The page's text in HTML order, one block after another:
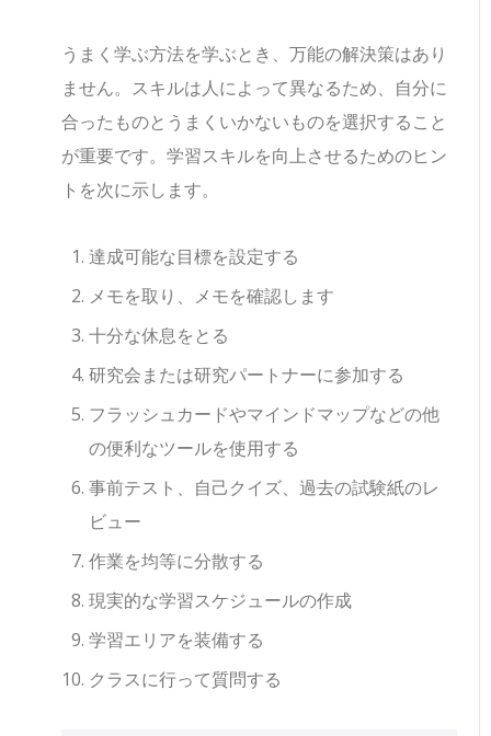
うまく学ぶ方法を学ぶとき、万能の解決策はあり
ません。スキルは人によって異なるため、自分に
合ったものとうまくいかないものを選択すること
が重要です。学習スキルを向上させるためのヒン
トを次に示します。
達成可能な目標を設定する
メモを取り、メモを確認します
十分な休息をとる
研究会または研究パートナーに参加する
フラッシュカードやマインドマップなどの他
の便利なツールを使用する
事前テスト、自己クイズ、過去の試験紙のレ
ビュー
作業を均等に分散する
現実的な学習スケジュールの作成
学習エリアを装備する
クラスに行って質問する